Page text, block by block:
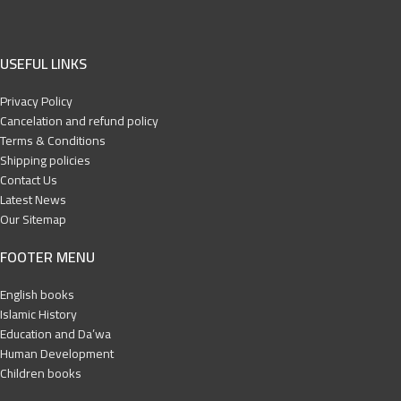
USEFUL LINKS
Privacy Policy
Cancelation and refund policy
Terms & Conditions
Shipping policies
Contact Us
Latest News
Our Sitemap
FOOTER MENU
English books
Islamic History
Education and Da’wa
Human Development
Children books